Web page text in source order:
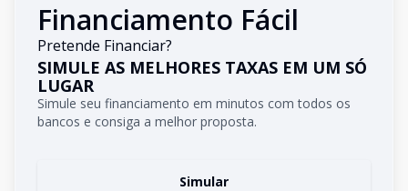
Financiamento Fácil
Pretende Financiar?
SIMULE AS MELHORES TAXAS EM UM SÓ
LUGAR
Simule seu financiamento em minutos com todos os
bancos e consiga a melhor proposta.
Simular